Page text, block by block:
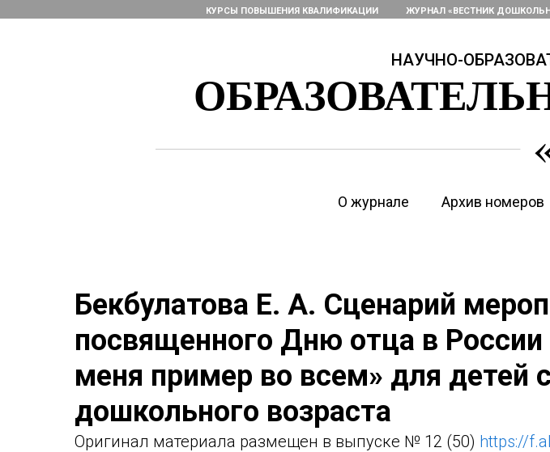
КУРСЫ ПОВЫШЕНИЯ КВАЛИФИКАЦИИ ЖУРНАЛ «ВЕСТНИК
НАУЧНО-
О журнале Архив номеров
Бекбулатова Е. А. Сценарий
посвященного Дню отца в
меня пример во всем» для детей
дошкольного возраста
Оригинал материала размещен в выпуске № 12 (50) https://